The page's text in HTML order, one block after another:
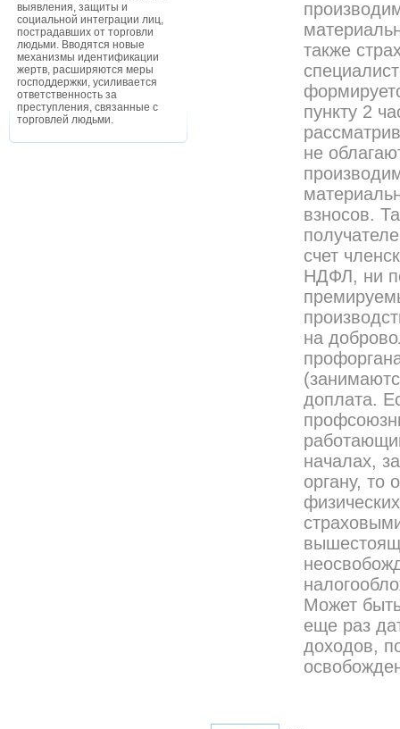
выявления, защиты и
социальной интеграции лиц,
пострадавших от торговли
людьми. Вводятся новые
механизмы идентификации
жертв, расширяются меры
господдержки, усиливается
ответственность за
преступления, связанные с
торговлей людьми.
также
пункту 2
не
взносов.
счет
НДФЛ, ни
на
доплата.
началах,
органу, то
Может
еще раз
доходов,